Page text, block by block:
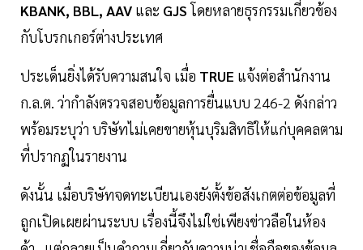
KBANK, BBL, AAV และ GJSโดยหลายธุรกรรมเกี่ยวข้อง
กับโบรกเกอร์ต่างประเทศ
ประเด็นยิ่งได้รับความสนใจ เมื่อ TRUE แจ้งต่อสำนักงาน
ก.ล.ต. ว่ากำลังตรวจสอบข้อมูลการยื่นแบบ 246-2 ดังกล่าว
พร้อมระบุว่า บริษัทไม่เคยขายหุ้นบุริมสิทธิให้แก่บุคคลตาม
ที่ปรากฏในรายงาน
ดังนั้น เมื่อบริษัทจดทะเบียนเองยังตั้งข้อสังเกตต่อข้อมูลที่
ถูกเปิดเผยผ่านระบบ เรื่องนี้จึงไม่ใช่เพียงข่าวลือในห้อง